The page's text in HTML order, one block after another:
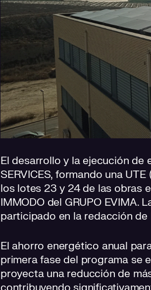
El desarrollo y la ejecución de
SERVICES, formando una
los lotes 23 y 24 de las obras
IMMODO del GRUPO EVIMA.
participado en la redacción
El ahorro energético anual
primera fase del programa se
proyecta una reducción de